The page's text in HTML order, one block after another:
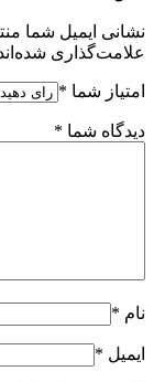
نشانی ایمیل شما
علامت‌گذاری
امتیاز شما *
دیدگاه شما *
نام *
ایمیل *